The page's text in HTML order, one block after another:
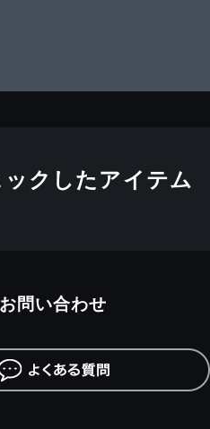
クしたアイテム
お問い合わせ